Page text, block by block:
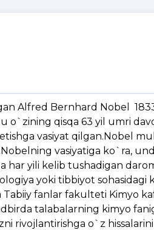
Alfred Bernhard Nobel
qisqa 63 yil umri
vasiyat qilgan.Nobel
vasiyatiga ko`ra,
yili kelib tushadigan
yoki tibbiyot
fanlar fakulteti Kimyo
talabalarning kimyo
rivojlantirishga o`z